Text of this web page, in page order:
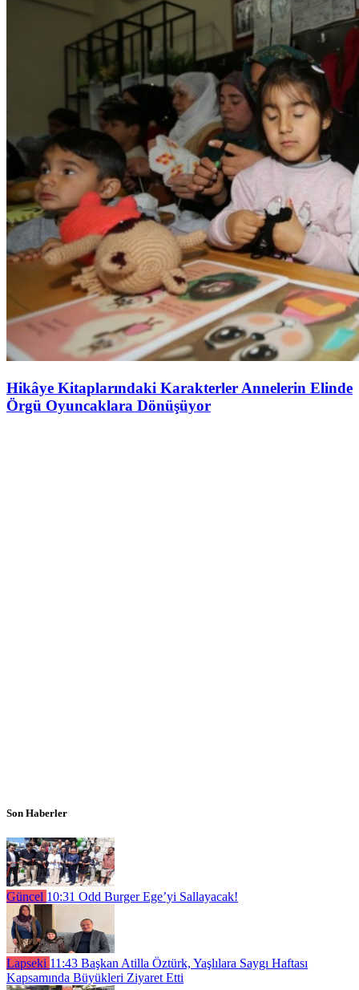
Hikâye Kitaplarındaki Karakterler Annelerin Elinde
Örgü Oyuncaklara Dönüşüyor
Son Haberler
Güncel 10:31 Odd Burger Ege’yi Sallayacak!
Lapseki 11:43 Başkan Atilla Öztürk, Yaşlılara Saygı Haftası
Kapsamında Büyükleri Ziyaret Etti